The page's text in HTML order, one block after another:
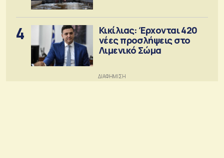
4
Κικίλιας: Έρχονται 420
νέες προσλήψεις στο
Λιμενικό Σώμα